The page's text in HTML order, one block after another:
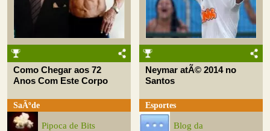
Como Chegar aos 72
Anos Com Este Corpo
SaÃºde
Pipoca de Bits
Neymar atÃ© 2014 no
Santos
Esportes
Blog da